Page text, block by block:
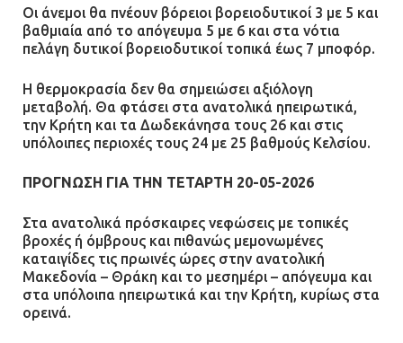
Οι άνεμοι θα πνέουν βόρειοι βορειοδυτικοί 3 με 5 και
βαθμιαία από το απόγευμα 5 με 6 και στα νότια
πελάγη δυτικοί βορειοδυτικοί τοπικά έως 7 μποφόρ.
Η θερμοκρασία δεν θα σημειώσει αξιόλογη
μεταβολή. Θα φτάσει στα ανατολικά ηπειρωτικά,
την Κρήτη και τα Δωδεκάνησα τους 26 και στις
υπόλοιπες περιοχές τους 24 με 25 βαθμούς Κελσίου.
ΠΡΟΓΝΩΣΗ ΓΙΑ ΤΗΝ ΤΕΤΑΡΤΗ 20-05-2026
Στα ανατολικά πρόσκαιρες νεφώσεις με τοπικές
βροχές ή όμβρους και πιθανώς μεμονωμένες
καταιγίδες τις πρωινές ώρες στην ανατολική
Μακεδονία – Θράκη και το μεσημέρι – απόγευμα και
στα υπόλοιπα ηπειρωτικά και την Κρήτη, κυρίως στα
ορεινά.